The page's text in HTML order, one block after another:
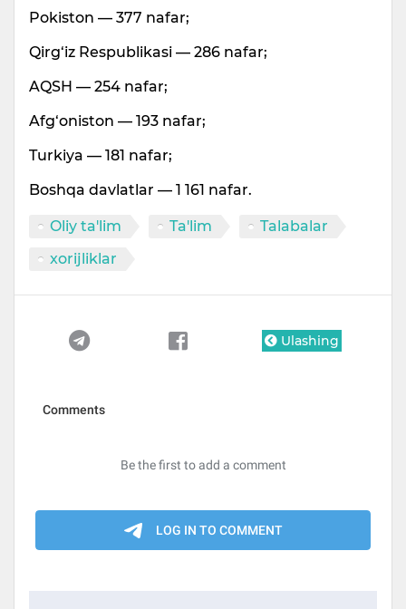
Pokiston — 377 nafar;
Qirg‘iz Respublikasi — 286 nafar;
AQSH — 254 nafar;
Afg‘oniston — 193 nafar;
Turkiya — 181 nafar;
Boshqa davlatlar — 1 161 nafar.
Oliy ta'lim Ta'lim
Talabalar
xorijliklar
Ulashing